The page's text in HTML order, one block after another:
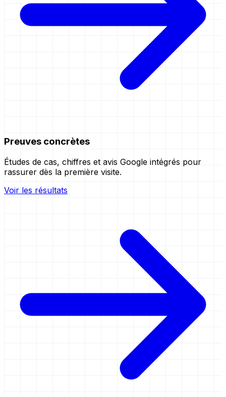
Preuves concrètes
Études de cas, chiffres et avis Google intégrés pour
rassurer dès la première visite.
Voir les résultats